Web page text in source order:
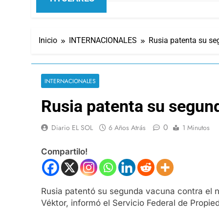
Inicio INTERNACIONALES Rusia patenta su
INTERNACIONALES
Rusia patenta su
Diario EL SOL 6 Años Atrás 0 1 Minutos
Compartilo!
Rusia patentó su segunda vacuna contra el
Véktor, informó el Servicio Federal de